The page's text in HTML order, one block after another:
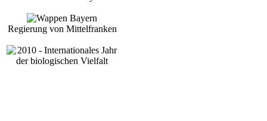
Regierung von Mittelfranken